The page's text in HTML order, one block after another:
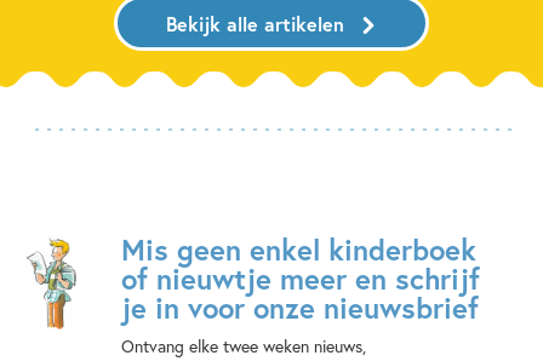
Bekijk alle artikelen
Mis geen enkel kinderboek
of nieuwtje meer en schrijf
je in voor onze nieuwsbrief
Ontvang elke twee weken nieuws,